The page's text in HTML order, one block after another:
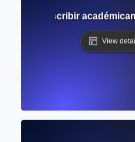
Cómo escribir
View